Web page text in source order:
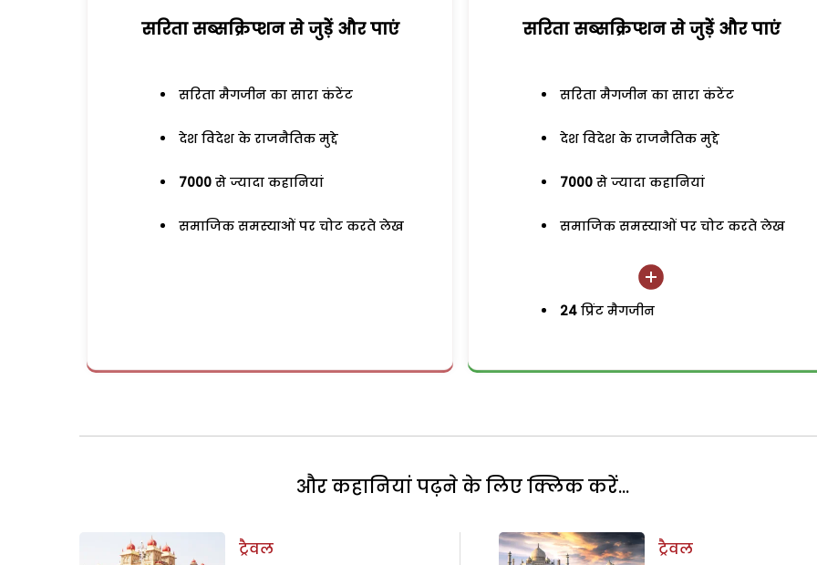
सरिता सब्सक्रिप्शन से जुड़ेें और पाएं
सरिता मैगजीन का सारा कंटेंट
देश विदेश के राजनैतिक मुद्दे
7000 से ज्यादा कहानियां
समाजिक समस्याओं पर चोट करते लेख
सरिता सब्सक्रिप्शन से जुड़ेें और पाएं
सरिता मैगजीन का सारा कंटेंट
देश विदेश के राजनैतिक मुद्दे
7000 से ज्यादा कहानियां
समाजिक समस्याओं पर चोट करते लेख
24 प्रिंट मैगजीन
और कहानियां पढ़ने के लिए क्लिक करें...
ट्रैवल
ट्रैवल